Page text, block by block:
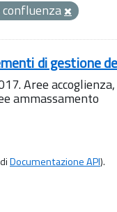
confluenza
di gestione
Aree
ammassamento
Documentazione API).